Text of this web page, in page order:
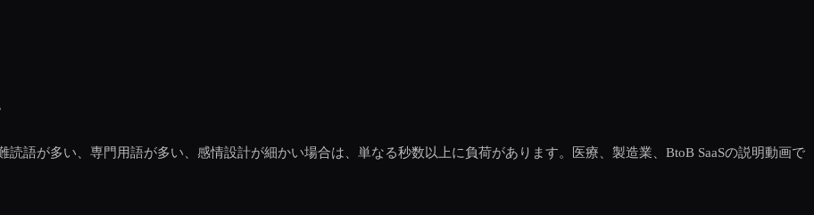
語が多い、専門用語が多い、感情設計が細かい場合は、単なる秒数以上に負荷があります。医療、製造業、BtoB SaaSの説明動画で